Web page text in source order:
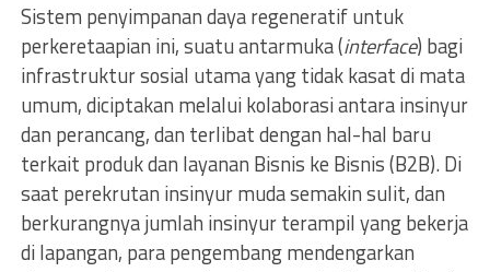
Sistem penyimpanan daya regeneratif untuk
perkeretaapian ini, suatu antarmuka (interface) bagi
infrastruktur sosial utama yang tidak kasat di mata
umum, diciptakan melalui kolaborasi antara insinyur
dan perancang, dan terlibat dengan hal-hal baru
terkait produk dan layanan Bisnis ke Bisnis (B2B). Di
saat perekrutan insinyur muda semakin sulit, dan
berkurangnya jumlah insinyur terampil yang bekerja
di lapangan, para pengembang mendengarkan